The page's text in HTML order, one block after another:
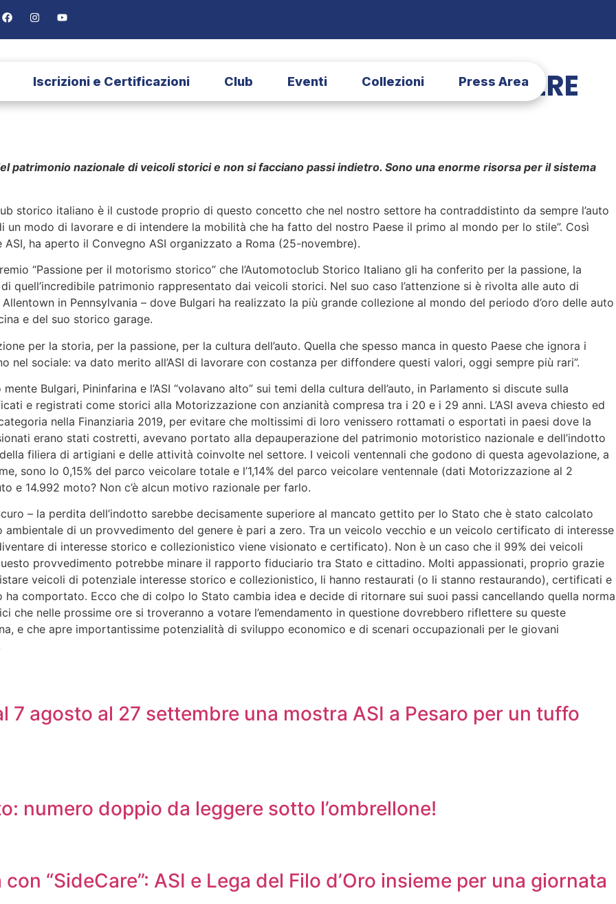
Iscrizioni e Certificazioni Club Eventi Collezioni Press Area
BULGARI E UN SETTORE DA DIFENDERE
patrimonio nazionale di veicoli storici e non si facciano passi indietro. Sono una enorme risorsa per il sistema
storico italiano è il custode proprio di questo concetto che nel nostro settore ha contraddistinto da sempre l’auto
un modo di lavorare e di intendere la mobilità che ha fatto del nostro Paese il primo al mondo per lo stile”. Così
ha aperto il Convegno ASI organizzato a Roma (25-novembre).
“Passione per il motorismo storico” che l’Automotoclub Storico Italiano gli ha conferito per la passione, la
patrimonio rappresentato dai veicoli storici. Nel suo caso l’attenzione si è rivolta alle auto di
in Pennsylvania – dove Bulgari ha realizzato la più grande collezione al mondo del periodo d’oro delle auto
e del suo storico garage.
per la storia, per la passione, per la cultura dell’auto. Quella che spesso manca in questo Paese che ignora i
nel sociale: va dato merito all’ASI di lavorare con costanza per diffondere questi valori, oggi sempre più rari”.
Bulgari, Pininfarina e l’ASI “volavano alto” sui temi della cultura dell’auto, in Parlamento si discute sulla
e registrati come storici alla Motorizzazione con anzianità compresa tra i 20 e i 29 anni. L’ASI aveva chiesto ed
nella Finanziaria 2019, per evitare che moltissimi di loro venissero rottamati o esportati in paesi dove la
erano stati costretti, avevano portato alla depauperazione del patrimonio motoristico nazionale e dell’indotto
filiera di artigiani e delle attività coinvolte nel settore. I veicoli ventennali che godono di questa agevolazione, a
sono lo 0,15% del parco veicolare totale e l’1,14% del parco veicolare ventennale (dati Motorizzazione al 2
e 14.992 moto? Non c’è alcun motivo razionale per farlo.
– la perdita dell’indotto sarebbe decisamente superiore al mancato gettito per lo Stato che è stato calcolato
ambientale di un provvedimento del genere è pari a zero. Tra un veicolo vecchio e un veicolo certificato di interesse
di interesse storico e collezionistico viene visionato e certificato). Non è un caso che il 99% dei veicoli
provvedimento potrebbe minare il rapporto fiduciario tra Stato e cittadino. Molti appassionati, proprio grazie
veicoli di potenziale interesse storico e collezionistico, li hanno restaurati (o li stanno restaurando), certificati e
comportato. Ecco che di colpo lo Stato cambia idea e decide di ritornare sui suoi passi cancellando quella norma
che nelle prossime ore si troveranno a votare l’emendamento in questione dovrebbero riflettere su queste
e che apre importantissime potenzialità di sviluppo economico e di scenari occupazionali per le giovani
7 agosto al 27 settembre una mostra ASI a Pesaro per un tuffo
numero doppio da leggere sotto l’ombrellone!
“SideCare”: ASI e Lega del Filo d’Oro insieme per una giornata